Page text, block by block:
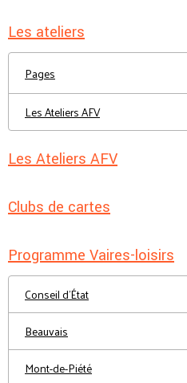
Les ateliers
Pages
Les Ateliers AFV
Les Ateliers AFV
Clubs de cartes
Programme Vaires-loisirs
Conseil d'État
Beauvais
Mont-de-Piété